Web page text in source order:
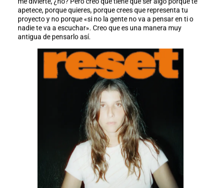
apetece, porque quieres, porque crees que representa tu
proyecto y no porque «si no la gente no va a pensar en ti o
nadie te va a escuchar». Creo que es una manera muy
antigua de pensarlo así.